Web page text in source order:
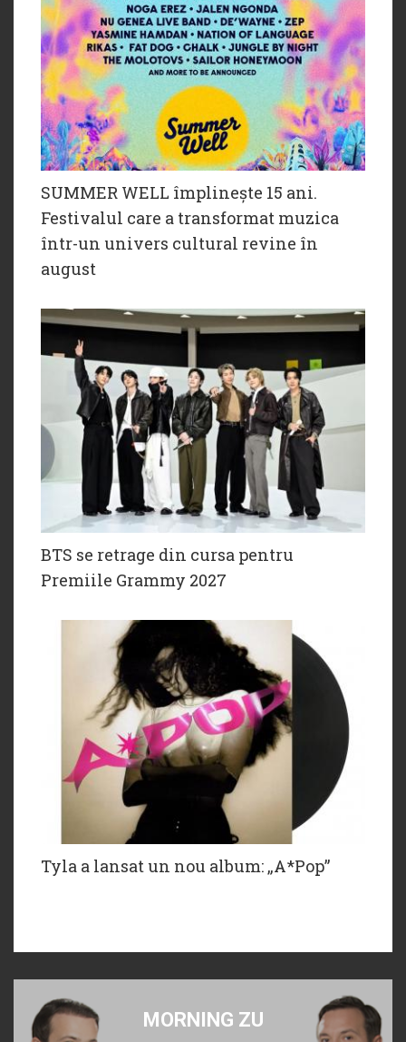
SUMMER WELL împlinește 15 ani.
Festivalul care a transformat muzica
într-un univers cultural revine în
august
BTS se retrage din cursa pentru
Premiile Grammy 2027
Tyla a lansat un nou album: „A*Pop”
MORNING ZU